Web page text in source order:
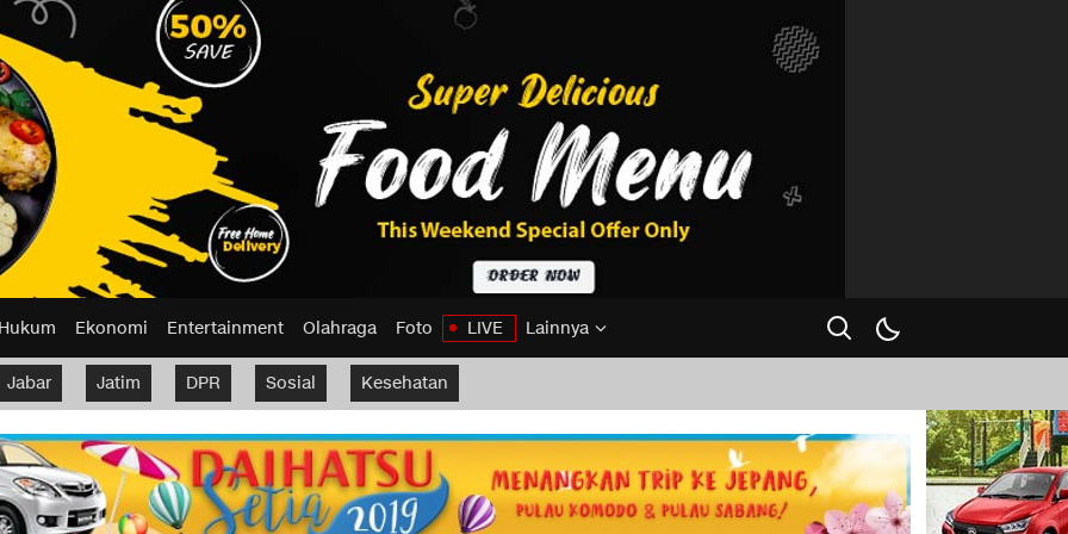
Hukum Ekonomi Entertainment Olahraga Foto LIVE Lainnya
Jabar Jatim DPR Sosial Kesehatan